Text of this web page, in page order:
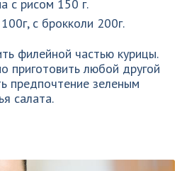
с рисом 150 г.
с брокколи 200г.
филейной частью курицы.
приготовить любой другой
предпочтение зеленым
салата.